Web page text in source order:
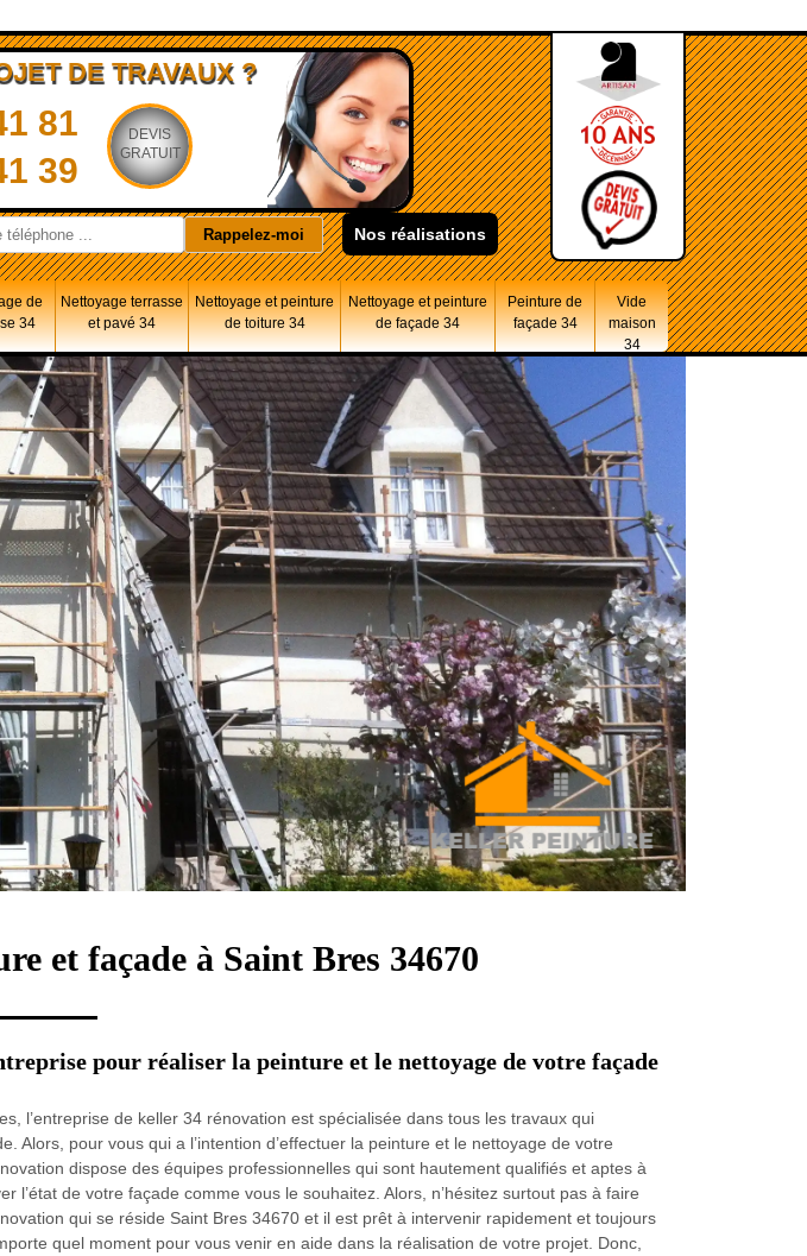
DE TRAVAUX ?
81
39
DEVIS
GRATUIT
Nos réalisations
de
34
Nettoyage terrasse
et pavé 34
Nettoyage et peinture
de toiture 34
Nettoyage et peinture
de façade 34
Peinture de
façade 34
Vide
maison
34
et façade à Saint Bres 34670
pour réaliser la peinture et le nettoyage de votre façade
l’entreprise de keller 34 rénovation est spécialisée dans tous les travaux qui
Alors, pour vous qui a l’intention d’effectuer la peinture et le nettoyage de votre
dispose des équipes professionnelles qui sont hautement qualifiés et aptes à
l’état de votre façade comme vous le souhaitez. Alors, n’hésitez surtout pas à faire
qui se réside Saint Bres 34670 et il est prêt à intervenir rapidement et toujours
quel moment pour vous venir en aide dans la réalisation de votre projet. Donc,